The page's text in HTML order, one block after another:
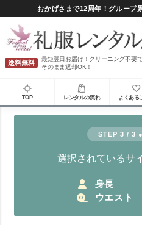
おかげさまで12周年！グループ
送料無料
最短翌日お届け！クリーニング不要
そのまま返却OK！
TOP レンタルの流れ よくある
STEP 3 / 3
選択されているサ
身長
ウエスト